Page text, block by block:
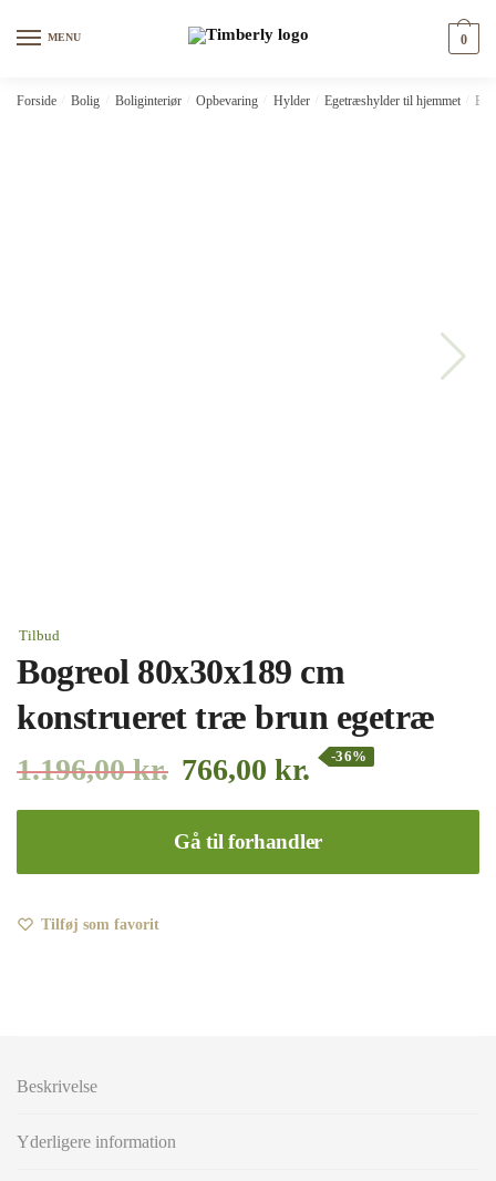
MENU 0
Forside Bolig Boliginteriør Opbevaring Hylder Egetræshylder til hjemmet
Tilbud
Bogreol 80x30x189 cm
konstrueret træ brun egetræ
1.196,00kr. 766,00 kr. -36%
Gå til forhandler
Tilføj som favorit
Beskrivelse
Yderligere information